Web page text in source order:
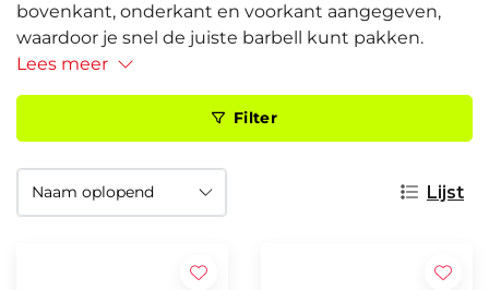
bovenkant, onderkant en voorkant aangegeven,
waardoor je snel de juiste barbell kunt pakken.
Lees meer
Filter
Lijst